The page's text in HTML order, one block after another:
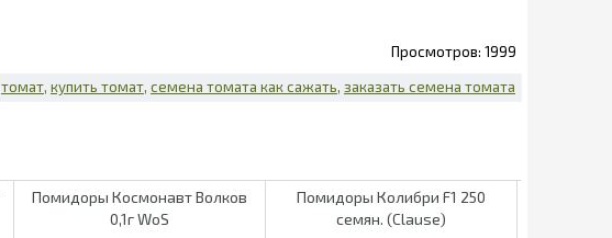
1999
томат купить томат семена томата как сажать заказать семена томата
Помидоры Космонавт Волков
0,1г WoS
Помидоры Колибри F1 250
семян. (Clause)